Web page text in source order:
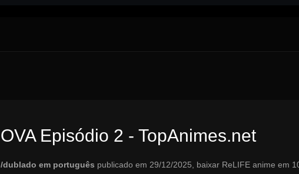
Episódio 2 - TopAnimes.net
dublado em português publicado em 29/12/2025, baixar ReLIFE anime em